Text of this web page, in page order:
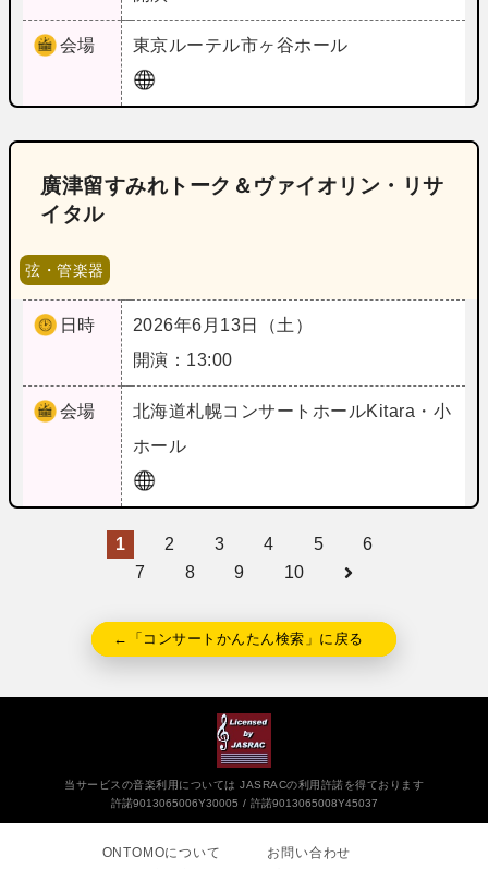
会場 東京ルーテル市ヶ谷ホール
廣津留すみれトーク＆ヴァイオリン・リサ
イタル
弦・管楽器
日時
2026年6月13日（土）
開演：13:00
会場 北海道札幌コンサートホールKitara・小
ホール
1 2 3 4 5
6
7
8 9 10
←「コンサートかんたん検索」に戻る
当サービスの音楽利用については JASRACの利用許諾を得ております
許諾9013065006Y30005
許諾9013065008Y45037
ONTOMOについて
お問い合わせ